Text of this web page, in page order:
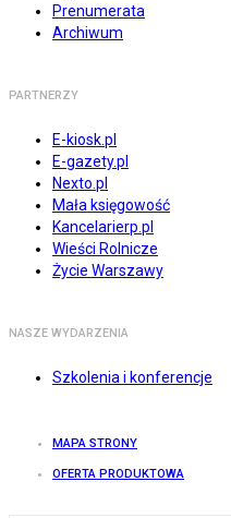
Prenumerata
Archiwum
PARTNERZY
E-kiosk.pl
E-gazety.pl
Nexto.pl
Mała księgowość
Kancelarierp.pl
Wieści Rolnicze
Życie Warszawy
NASZE WYDARZENIA
Szkolenia i konferencje
MAPA STRONY
OFERTA PRODUKTOWA